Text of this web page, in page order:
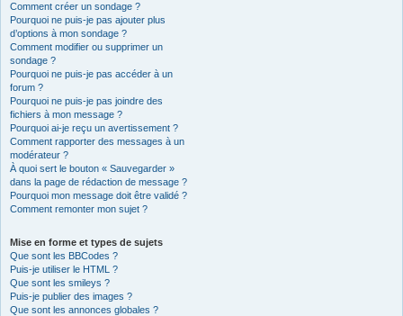
Comment créer un sondage ?
Pourquoi ne puis-je pas ajouter plus
d’options à mon sondage ?
Comment modifier ou supprimer un
sondage ?
Pourquoi ne puis-je pas accéder à un
forum ?
Pourquoi ne puis-je pas joindre des
fichiers à mon message ?
Pourquoi ai-je reçu un avertissement ?
Comment rapporter des messages à un
modérateur ?
À quoi sert le bouton « Sauvegarder »
dans la page de rédaction de message ?
Pourquoi mon message doit être validé ?
Comment remonter mon sujet ?
Mise en forme et types de sujets
Que sont les BBCodes ?
Puis-je utiliser le HTML ?
Que sont les smileys ?
Puis-je publier des images ?
Que sont les annonces globales ?